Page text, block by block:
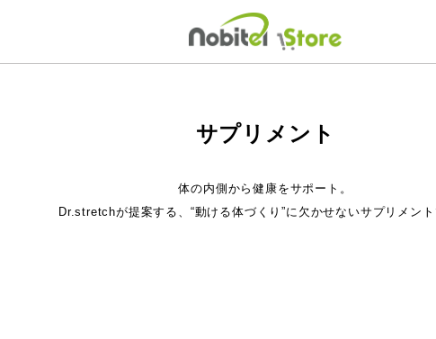
サプリメント
体の内側から健康をサポート。
Dr.stretchが提案する、“動ける体づくり”に欠かせないサプリメント